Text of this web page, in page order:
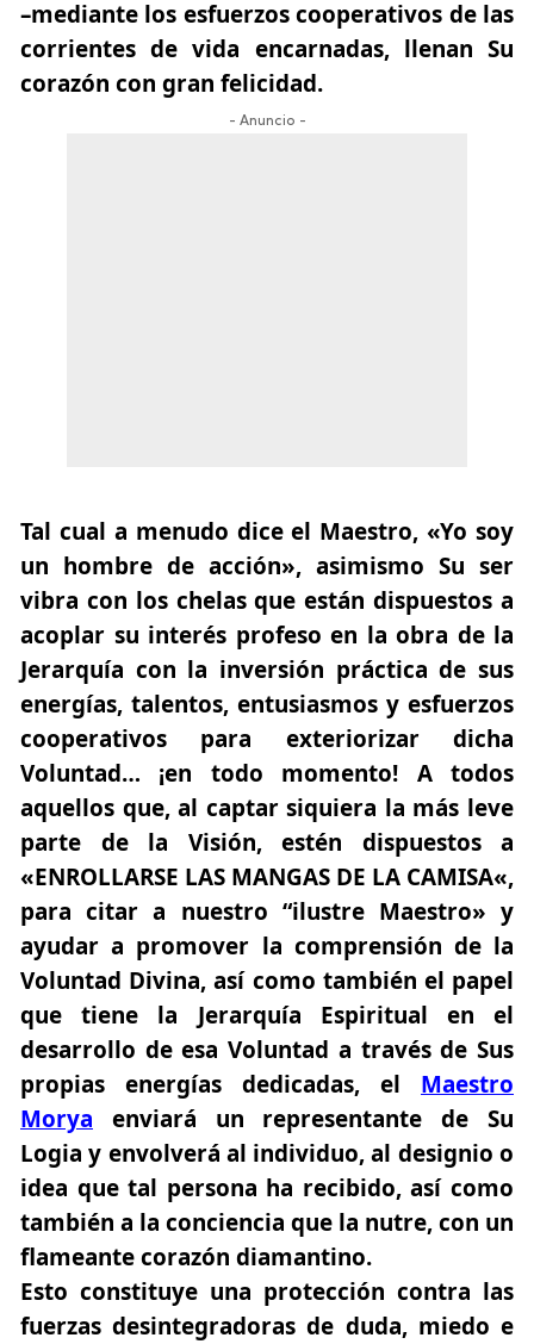
–mediante los esfuerzos cooperativos de las
corrientes de vida encarnadas, llenan Su
corazón con gran felicidad.
- Anuncio -
Tal cual a menudo dice el Maestro, «Yo soy
un hombre de acción», asimismo Su ser
vibra con los chelas que están dispuestos a
acoplar su interés profeso en la obra de la
Jerarquía con la inversión práctica de sus
energías, talentos, entusiasmos y esfuerzos
cooperativos para exteriorizar dicha
Voluntad… ¡en todo momento! A todos
aquellos que, al captar siquiera la más leve
parte de la Visión, estén dispuestos a
«ENROLLARSE LAS MANGAS DE LA CAMISA«,
para citar a nuestro “ilustre Maestro» y
ayudar a promover la comprensión de la
Voluntad Divina, así como también el papel
que tiene la Jerarquía Espiritual en el
desarrollo de esa Voluntad a través de Sus
propias energías dedicadas, el Maestro
Morya enviará un representante de Su
Logia y envolverá al individuo, al designio o
idea que tal persona ha recibido, así como
también a la conciencia que la nutre, con un
flameante corazón diamantino.
Esto constituye una protección contra las
fuerzas desintegradoras de duda, miedo e